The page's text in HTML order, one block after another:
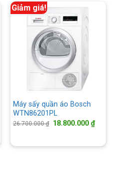
Giảm giá!
Máy sấy quần áo Bosch
WTN86201PL
26.700.000₫ Giá
18.800.000₫Giá
hiện